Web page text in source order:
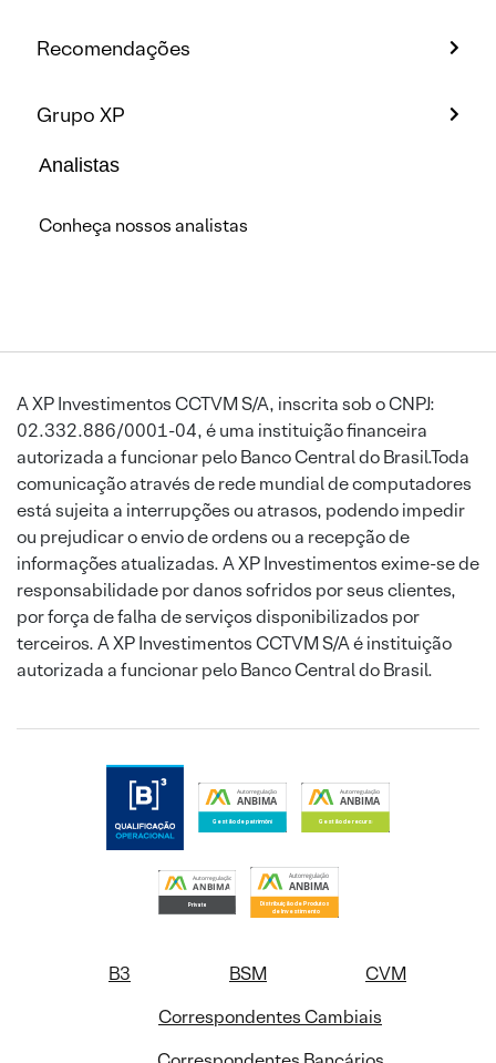
Recomendações
Grupo XP
Analistas
Conheça nossos analistas
A XP Investimentos CCTVM S/A, inscrita sob o CNPJ:
02.332.886/0001-04, é uma instituição financeira
autorizada a funcionar pelo Banco Central do Brasil.Toda
comunicação através de rede mundial de computadores
está sujeita a interrupções ou atrasos, podendo impedir
ou prejudicar o envio de ordens ou a recepção de
informações atualizadas. A XP Investimentos exime-se de
responsabilidade por danos sofridos por seus clientes,
por força de falha de serviços disponibilizados por
terceiros. A XP Investimentos CCTVM S/A é instituição
autorizada a funcionar pelo Banco Central do Brasil.
B3 BSM
CVM
Correspondentes Cambiais